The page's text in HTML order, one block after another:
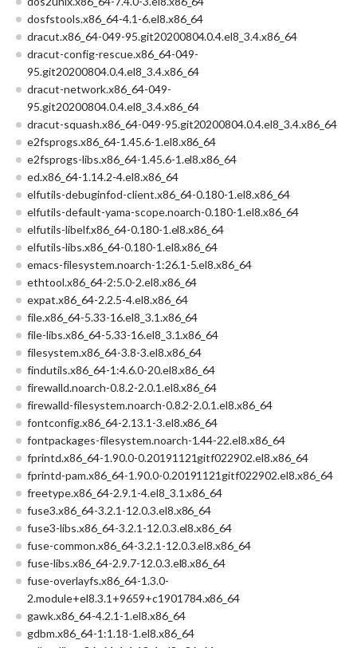
dosfstools.x86_64-4.1-6.el8.x86_64
dracut.x86_64-049-95.git20200804.0.4.el8_3.4.x86_64
dracut-config-rescue.x86_64-049-
95.git20200804.0.4.el8_3.4.x86_64
dracut-network.x86_64-049-
95.git20200804.0.4.el8_3.4.x86_64
dracut-squash.x86_64-049-95.git20200804.0.4.el8_3.4.x86_64
e2fsprogs.x86_64-1.45.6-1.el8.x86_64
e2fsprogs-libs.x86_64-1.45.6-1.el8.x86_64
ed.x86_64-1.14.2-4.el8.x86_64
elfutils-debuginfod-client.x86_64-0.180-1.el8.x86_64
elfutils-default-yama-scope.noarch-0.180-1.el8.x86_64
elfutils-libelf.x86_64-0.180-1.el8.x86_64
elfutils-libs.x86_64-0.180-1.el8.x86_64
emacs-filesystem.noarch-1:26.1-5.el8.x86_64
ethtool.x86_64-2:5.0-2.el8.x86_64
expat.x86_64-2.2.5-4.el8.x86_64
file.x86_64-5.33-16.el8_3.1.x86_64
file-libs.x86_64-5.33-16.el8_3.1.x86_64
filesystem.x86_64-3.8-3.el8.x86_64
findutils.x86_64-1:4.6.0-20.el8.x86_64
firewalld.noarch-0.8.2-2.0.1.el8.x86_64
firewalld-filesystem.noarch-0.8.2-2.0.1.el8.x86_64
fontconfig.x86_64-2.13.1-3.el8.x86_64
fontpackages-filesystem.noarch-1.44-22.el8.x86_64
fprintd.x86_64-1.90.0-0.20191121gitf022902.el8.x86_64
fprintd-pam.x86_64-1.90.0-0.20191121gitf022902.el8.x86_64
freetype.x86_64-2.9.1-4.el8_3.1.x86_64
fuse3.x86_64-3.2.1-12.0.3.el8.x86_64
fuse3-libs.x86_64-3.2.1-12.0.3.el8.x86_64
fuse-common.x86_64-3.2.1-12.0.3.el8.x86_64
fuse-libs.x86_64-2.9.7-12.0.3.el8.x86_64
fuse-overlayfs.x86_64-1.3.0-
2.module+el8.3.1+9659+c1901784.x86_64
gawk.x86_64-4.2.1-1.el8.x86_64
gdbm.x86_64-1:1.18-1.el8.x86_64